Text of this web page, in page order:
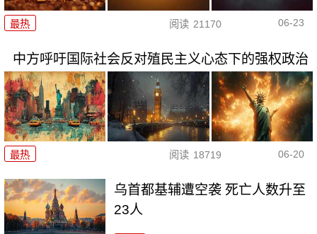
最热 阅读 21170 06-23
中方呼吁国际社会反对殖民主义心态下的强权政治
最热 阅读 18719 06-20
乌首都基辅遭空袭 死亡人数升至
23人